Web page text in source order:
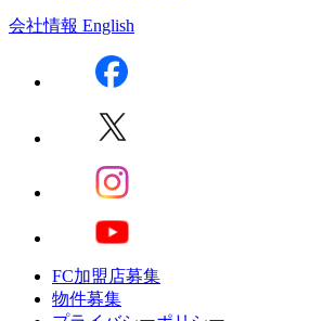
会社情報 English
FC加盟店募集
物件募集